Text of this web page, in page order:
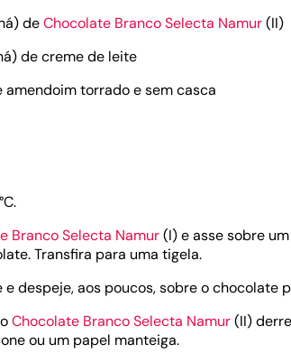
deChocolate Branco Selecta Namur(II)
de creme de leite
amendoim torrado e sem casca
Branco Selecta Namur(I) e asse sobre
Transfira para uma tigela.
despeje, aos poucos, sobre o
Chocolate Branco Selecta Namur(II)
ou um papel manteiga.